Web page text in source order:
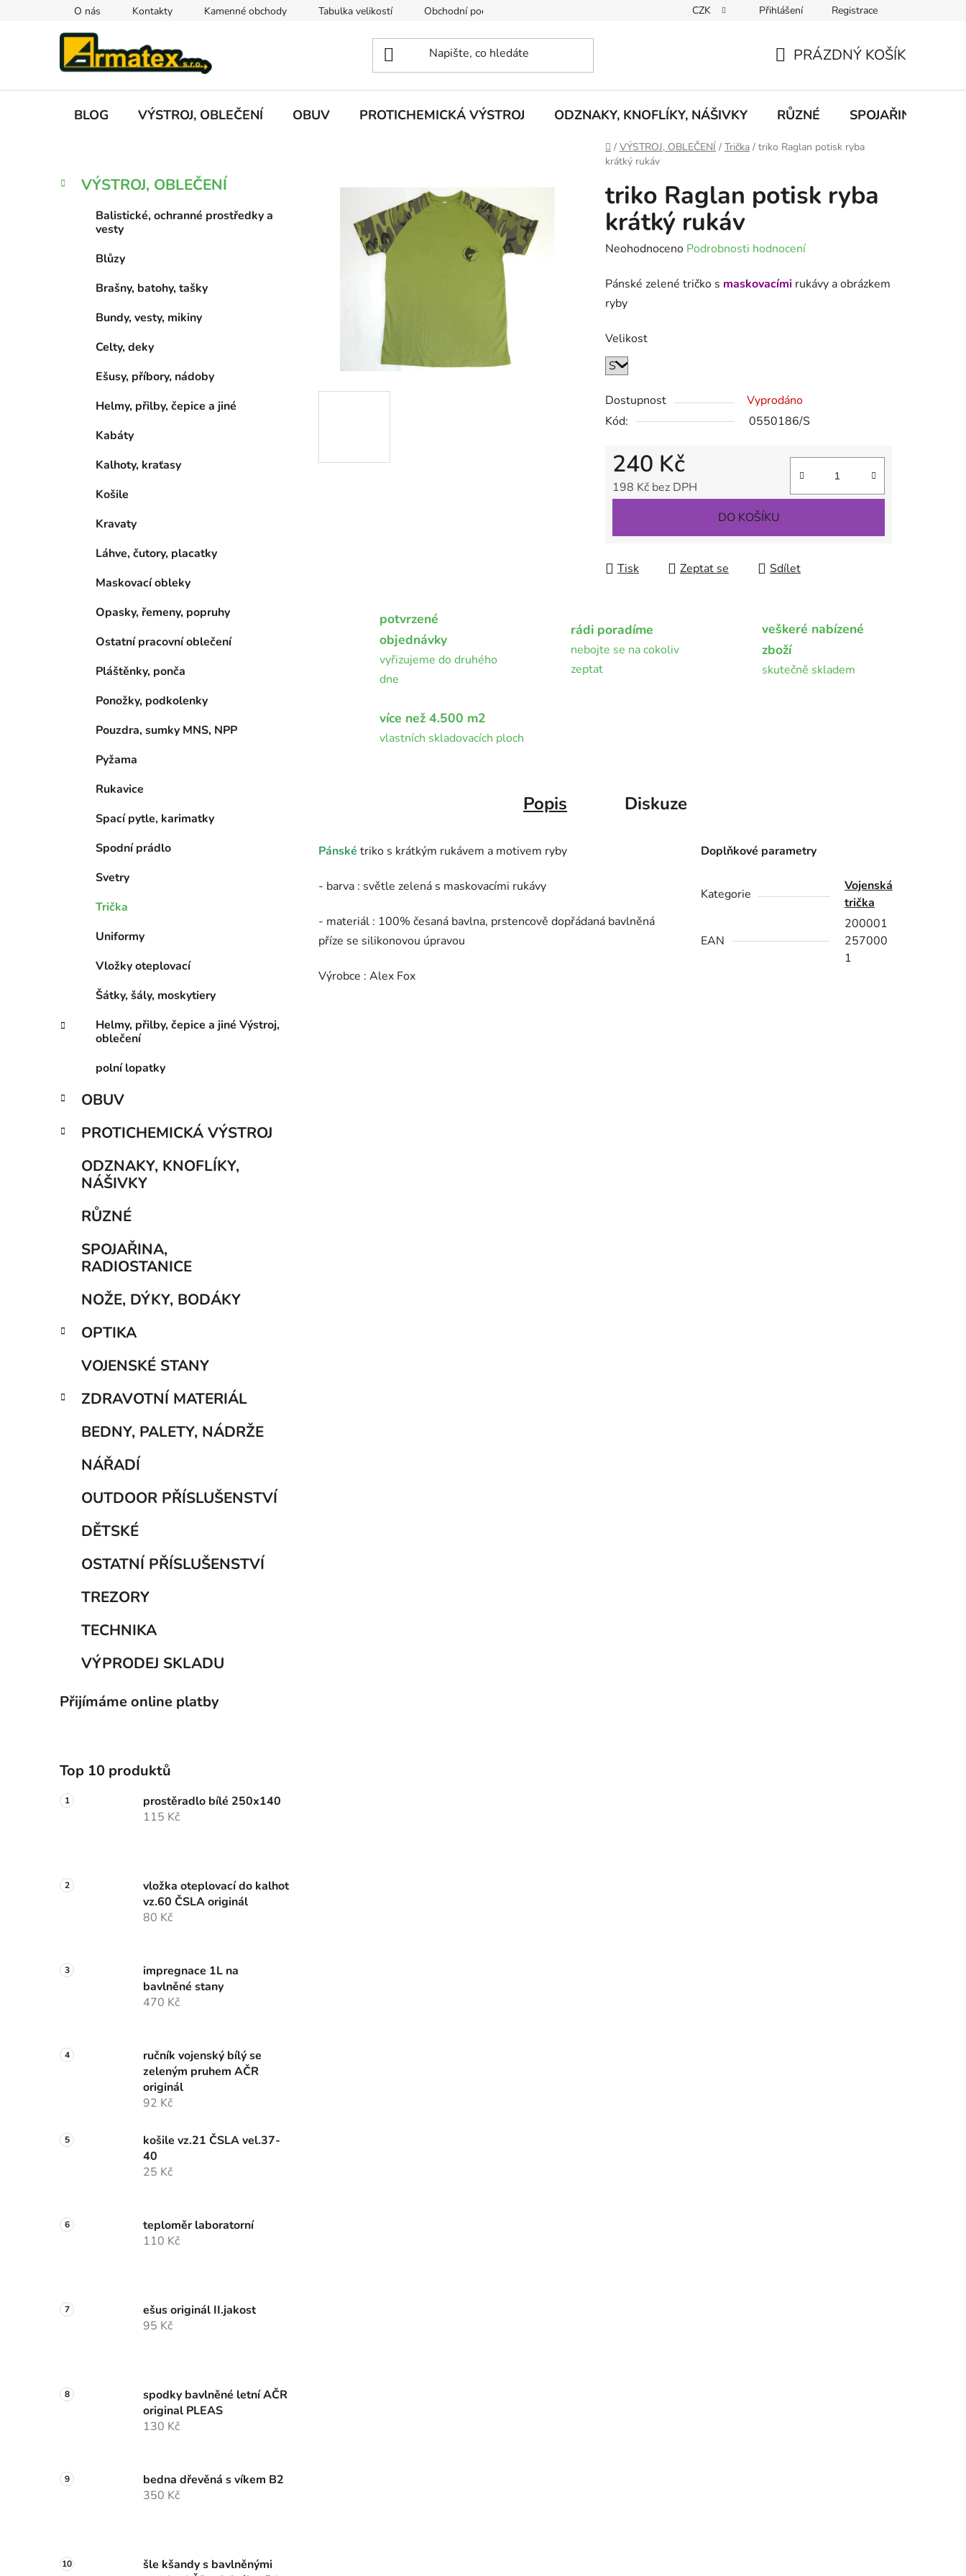
O nás Kontakty Kamenné obchody Tabulka velikostí Obchodní podmínky Podmínky ochrany osobních údajů
CZK Přihlášení Registrace
KOŠÍK
PRÁZDNÝ KOŠÍK
BLOG VÝSTROJ, OBLEČENÍ OBUV PROTICHEMICKÁ VÝSTROJ ODZNAKY, KNOFLÍKY, NÁŠIVKY RŮZNÉ SPOJAŘINA,
Domů
/ VÝSTROJ, OBLEČENÍ / Trička / triko Raglan potisk ryba
krátký rukáv
PPřeskočit
kategorie
K
a
VÝSTROJ, OBLEČENÍ
Balistické, ochranné prostředky a
vesty
Blůzy
Brašny, batohy, tašky
Bundy, vesty, mikiny
Celty, deky
Ešusy, příbory, nádoby
Helmy, přilby, čepice a jiné
Kabáty
Kalhoty, kraťasy
Košile
Kravaty
Láhve, čutory, placatky
Maskovací obleky
Opasky, řemeny, popruhy
Ostatní pracovní oblečení
Pláštěnky, ponča
Ponožky, podkolenky
Pouzdra, sumky MNS, NPP
Pyžama
Rukavice
Spací pytle, karimatky
Spodní prádlo
Svetry
Trička
Uniformy
Vložky oteplovací
Šátky, šály, moskytiery
Helmy, přilby, čepice a jiné Výstroj,
oblečení
polní lopatky
OBUV
PROTICHEMICKÁ VÝSTROJ
ODZNAKY, KNOFLÍKY,
NÁŠIVKY
RŮZNÉ
SPOJAŘINA,
RADIOSTANICE
NOŽE, DÝKY, BODÁKY
OPTIKA
VOJENSKÉ STANY
ZDRAVOTNÍ MATERIÁL
BEDNY, PALETY, NÁDRŽE
NÁŘADÍ
OUTDOOR PŘÍSLUŠENSTVÍ
DĚTSKÉ
OSTATNÍ PŘÍSLUŠENSTVÍ
TREZORY
TECHNIKA
VÝPRODEJ SKLADU
Přijímáme online platby
Top 10 produktů
prostěradlo bílé 250x140
115 Kč
vložka oteplovací do kalhot
vz.60 ČSLA originál
80 Kč
impregnace 1L na
bavlněné stany
470 Kč
ručník vojenský bílý se
zeleným pruhem AČR
originál
92 Kč
košile vz.21 ČSLA vel.37-
40
25 Kč
teploměr laboratorní
110 Kč
ešus originál II.jakost
95 Kč
spodky bavlněné letní AČR
original PLEAS
130 Kč
bedna dřevěná s víkem B2
350 Kč
šle kšandy s bavlněnými
triko Raglan potisk ryba
krátký rukáv
Průměrné
produktu
je
z
5
Neohodnoceno Podrobnosti hodnocení
Pánské zelené tričko s maskovacími rukávy a obrázkem
ryby
Velikost
Dostupnost
Vyprodáno
Kód:
0550186/S
240 Kč
198 Kč bez DPH
DO KOŠÍKU
Tisk Zeptat se Sdílet
potvrzené
objednávky
vyřizujeme do druhého
dne
rádi poradíme
nebojte se na cokoliv
zeptat
veškeré nabízené
zboží
skutečně skladem
více než 4.500 m2
vlastních skladovacích ploch
Popis Diskuze
Pánské triko s krátkým rukávem a motivem ryby
- barva : světle zelená s maskovacími rukávy
- materiál : 100% česaná bavlna, prstencově dopřádaná bavlněná
příze se silikonovou úpravou
Výrobce : Alex Fox
Doplňkové parametry
Kategorie
Vojenská
trička
EAN
200001
257000
1